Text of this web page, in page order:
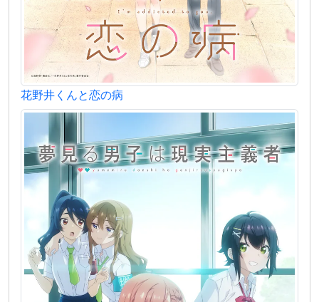
花野井くんと恋の病